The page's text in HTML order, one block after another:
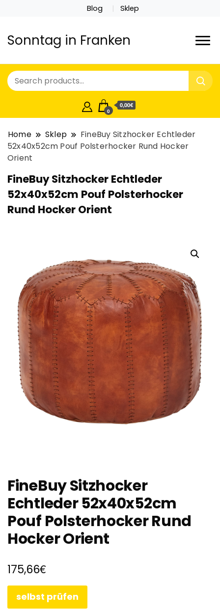
Blog Sklep
Sonntag in Franken
0
0,00€
Home Sklep
FineBuy Sitzhocker Echtleder
52x40x52cm Pouf Polsterhocker Rund Hocker
Orient
FineBuy Sitzhocker Echtleder
52x40x52cm Pouf Polsterhocker
Rund Hocker Orient
FineBuy Sitzhocker
Echtleder 52x40x52cm
Pouf Polsterhocker Rund
Hocker Orient
175,66€
selbst prüfen